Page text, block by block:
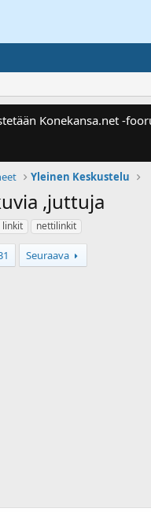
Konekansa.net -
Yleinen Keskustelu
,juttuja
linkit nettilinkit
Seuraava